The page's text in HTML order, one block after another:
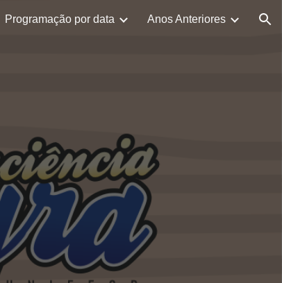
Programação por data Anos Anteriores